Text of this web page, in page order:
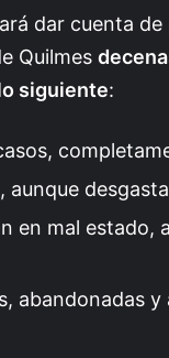
dar cuenta
Quilmes
siguiente:
aunque
en mal estado,
abandonadas